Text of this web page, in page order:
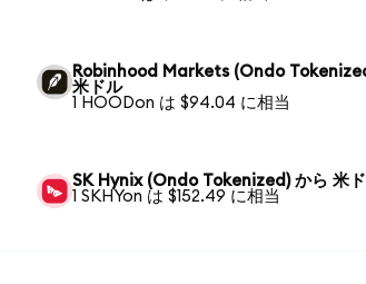
Robinhood Markets (Ondo
米ドル
1 HOODon は $94.04 に相当
SK Hynix (Ondo Tokenized) から 米
1 SKHYon は $152.49 に相当